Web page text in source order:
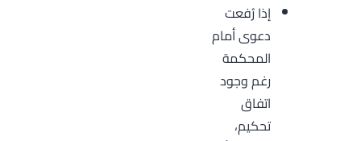
إذا رُفعت
دعوى أمام
المحكمة
رغم وجود
اتفاق
تحكيم،